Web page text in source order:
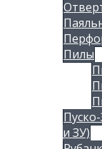
Пилы
и ЗУ)